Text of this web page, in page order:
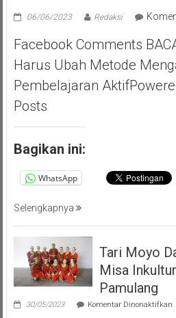
06/06/2023 Redaksi
Facebook Comments
Harus Ubah Metode
Pembelajaran
Posts
Bagikan ini:
WhatsApp
Selengkapnya
Tari Moyo
Misa
Pamulang
30/05/2023 Komentar Dinonaktifkan